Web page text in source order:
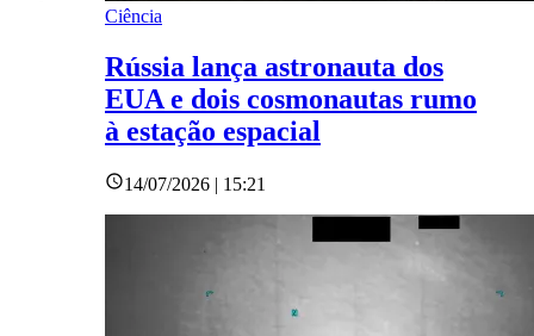
Ciência
Rússia lança astronauta dos
EUA e dois cosmonautas rumo
à estação espacial
14/07/2026 | 15:21